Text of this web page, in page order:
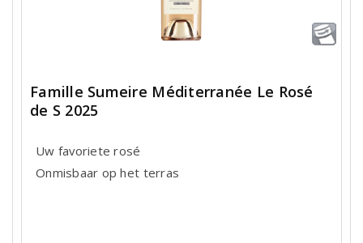
Famille Sumeire Méditerranée Le Rosé
de S 2025
Uw favoriete rosé
Onmisbaar op het terras